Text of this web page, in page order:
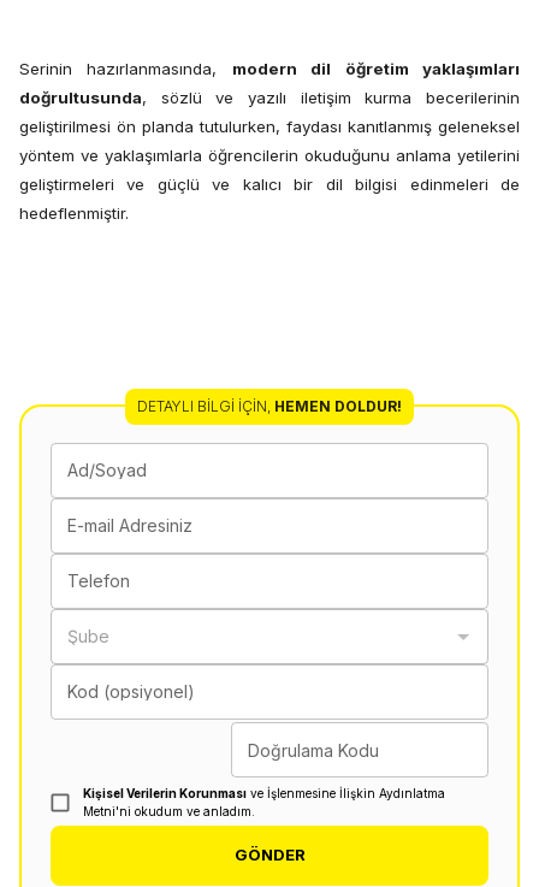
Serinin hazırlanmasında, modern dil öğretim yaklaşımları
doğrultusunda, sözlü ve yazılı iletişim kurma becerilerinin
geliştirilmesi ön planda tutulurken, faydası kanıtlanmış geleneksel
yöntem ve yaklaşımlarla öğrencilerin okuduğunu anlama yetilerini
geliştirmeleri ve güçlü ve kalıcı bir dil bilgisi edinmeleri de
hedeflenmiştir.
DETAYLI BILGI İÇIN HEMEN DOLDUR!
Ad/Soyad
E-mail Adresiniz
Telefon
Şube
Kod (opsiyonel)
Doğrulama Kodu
Kişisel Verilerin Korunması ve İşlenmesine İlişkin Aydınlatma
Metni'ni okudum ve anladım.
GÖNDER